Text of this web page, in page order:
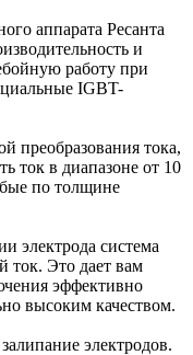
аппарата Ресанта
и
работу при
IGBT-
преобразования тока,
ток в диапазоне от 10
по толщине
электрода система
ток. Это дает вам
эффективно
высоким качеством.
электродов.